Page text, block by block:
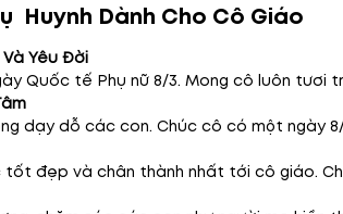
Huynh Dành Cho Cô Giáo
Yêu Đời
Quốc tế Phụ nữ 8/3. Mong cô luôn tươi
dạy dỗ các con. Chúc cô có một ngày
tốt đẹp và chân thành nhất tới cô giáo.